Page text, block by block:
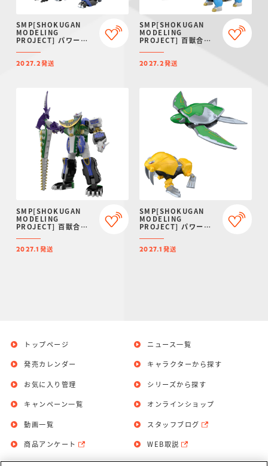
SMP[SHOKUGAN
MODELING
PROJECT] パワーア
トラ ガオワラビー【プ
レミアムバンダイ限
2027.2発送
SMP[SHOKUGAN
MODELING
PROJECT] 百獣合体
ノス＆ガオマジロ【再
販：2027年2月発送】
2027.2発送
SMP[SHOKUGAN
MODELING
PROJECT] 百獣合体
2027年1月発送】
2027.1 発送
SMP[SHOKUGAN
MODELING
PROJECT] パワーア
トラ ガオタートル＆ガ
オトッピー【プレミア
2027.1 発送
トップページ
発売カレンダー
お気に入り管理
ニュース一覧
キャラクターから探す
シリーズから探す
キャンペーン一覧
動画一覧
商品アンケート
オンラインショップ
スタッフブログ
WEB取説